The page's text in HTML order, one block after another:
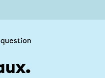
question